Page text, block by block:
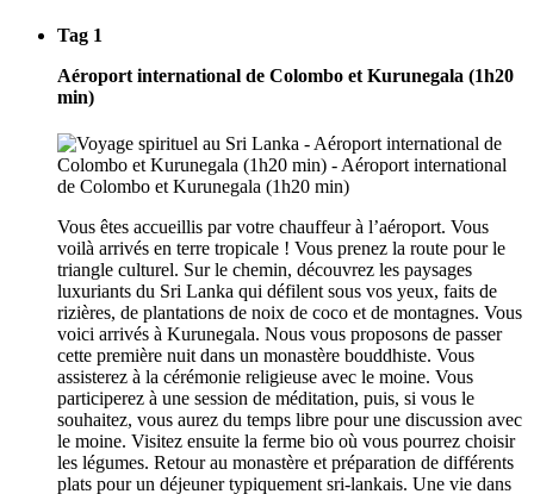
Tag 1
Aéroport international de Colombo et Kurunegala (1h20
min)
Vous êtes accueillis par votre chauffeur à l’aéroport. Vous
voilà arrivés en terre tropicale ! Vous prenez la route pour le
triangle culturel. Sur le chemin, découvrez les paysages
luxuriants du Sri Lanka qui défilent sous vos yeux, faits de
rizières, de plantations de noix de coco et de montagnes. Vous
voici arrivés à Kurunegala. Nous vous proposons de passer
cette première nuit dans un monastère bouddhiste. Vous
assisterez à la cérémonie religieuse avec le moine. Vous
participerez à une session de méditation, puis, si vous le
souhaitez, vous aurez du temps libre pour une discussion avec
le moine. Visitez ensuite la ferme bio où vous pourrez choisir
les légumes. Retour au monastère et préparation de différents
plats pour un déjeuner typiquement sri-lankais. Une vie dans